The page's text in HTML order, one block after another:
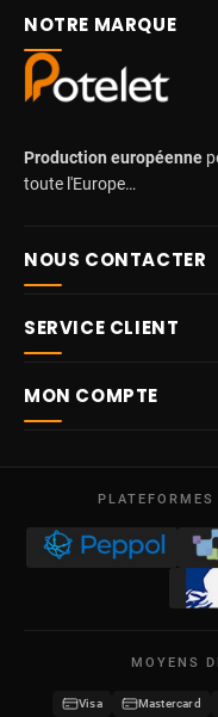
NOTRE MARQUE
Production européenne
toute l'Europe…
NOUS CONTACTER
Route Mitoyenne 414
Lun – Ven
09:00 – 17:00
TVA BE 0641.740.320 -
SERVICE CLIENT
Livraison
Conditions générales de
Protection des données
MON COMPTE
Mes avoirs
Mes bons de réduction
MOYENS
Visa Mastercard